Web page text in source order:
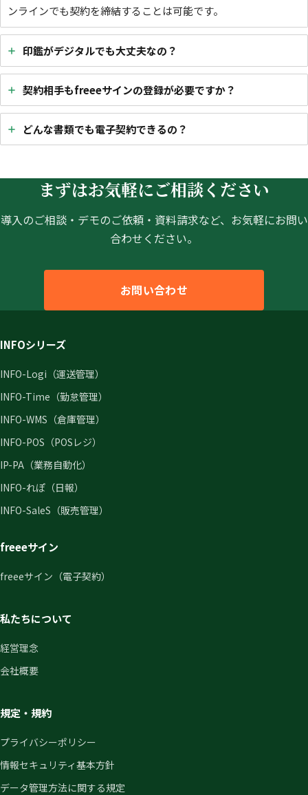
ンラインでも契約を締結することは可能です。
印鑑がデジタルでも大丈夫なの？
契約相手もfreeeサインの登録が必要ですか？
どんな書類でも電子契約できるの？
まずはお気軽にご相談ください
導入のご相談・デモのご依頼・資料請求など、お気軽にお問い
合わせください。
お問い合わせ
INFOシリーズ
INFO-Logi（運送管理）
INFO-Time（勤怠管理）
INFO-WMS（倉庫管理）
INFO-POS（POSレジ）
IP-PA（業務自動化）
INFO-れぽ（日報）
INFO-SaleS（販売管理）
freeeサイン
freeeサイン（電子契約）
私たちについて
経営理念
会社概要
規定・規約
プライバシーポリシー
情報セキュリティ基本方針
データ管理方法に関する規定